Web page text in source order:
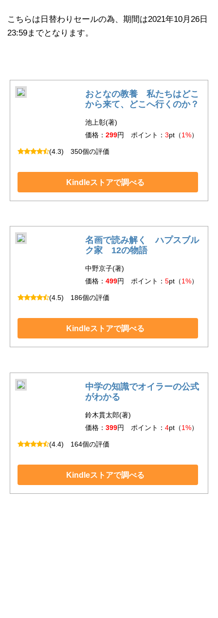
こちらは日替わりセールの為、期間は2021年10月26日
23:59までとなります。
おとなの教養 私たちはどこ
から来て、どこへ行くのか？
池上彰(著)
価格： 299円 ポイント： 3pt（1%）
(4.3) 350個の評価
Kindleストアで調べる
名画で読み解く ハプスブル
ク家 12の物語
中野京子(著)
価格： 499円 ポイント： 5pt（1%）
(4.5) 186個の評価
Kindleストアで調べる
中学の知識でオイラーの公式
がわかる
鈴木貫太郎(著)
価格： 399円 ポイント： 4pt（1%）
(4.4) 164個の評価
Kindleストアで調べる